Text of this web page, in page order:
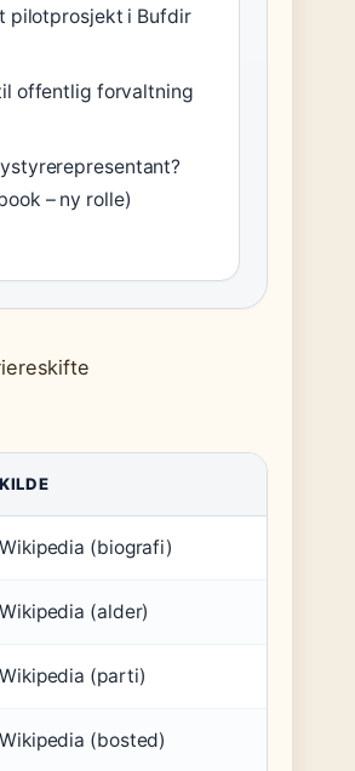
pilotprosjekt i Bufdir
offentlig forvaltning
– ny rolle)
KILDE
Wikipedia (biografi)
Wikipedia (alder)
Wikipedia (parti)
Wikipedia (bosted)